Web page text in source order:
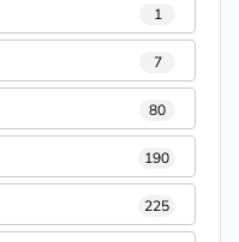
1
7
80
190
225